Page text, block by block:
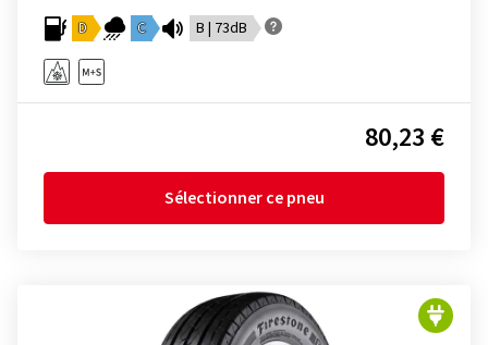
D C B | 73dB
80,23 €
Sélectionner ce pneu